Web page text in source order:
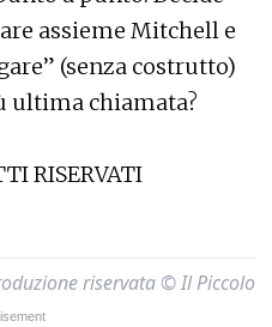
assieme Mitchell e
(senza costrutto)
ultima chiamata?
RISERVATI
riservata © Il Piccolo